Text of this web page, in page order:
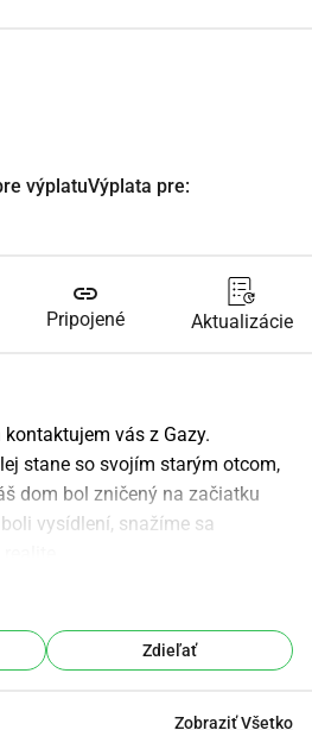
výplatuVýplata pre:
link
Pripojené Aktualizácie
vás z Gazy.
stane so svojím starým otcom,
dom bol zničený na začiatku
vysídlení, snažíme sa
som pomohol pokryť
dostatok jedla kvôli
zásob a rastúcim cenám. Stan, v
Zdieľať
Zobraziť Všetko